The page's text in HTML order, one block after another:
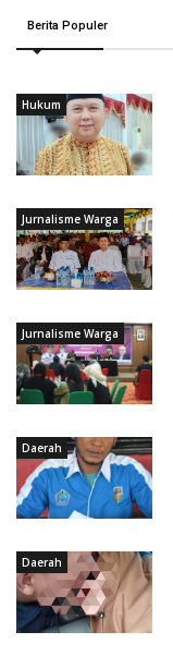
Berita Populer
Hukum
Jurnalisme Warga
Jurnalisme Warga
Daerah
Daerah